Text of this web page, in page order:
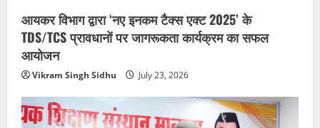
आयकर विभाग द्वारा ‘नए इनकम टैक्स एक्ट 2025’ के
TDS/TCS प्रावधानों पर जागरूकता कार्यक्रम का सफल
आयोजन
Vikram Singh Sidhu July 23, 2026